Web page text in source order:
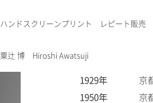
ハンドスクリーンプリント レピート販売
粟辻 博 Hiroshi Awatsuji
1929年
京
1950年
京